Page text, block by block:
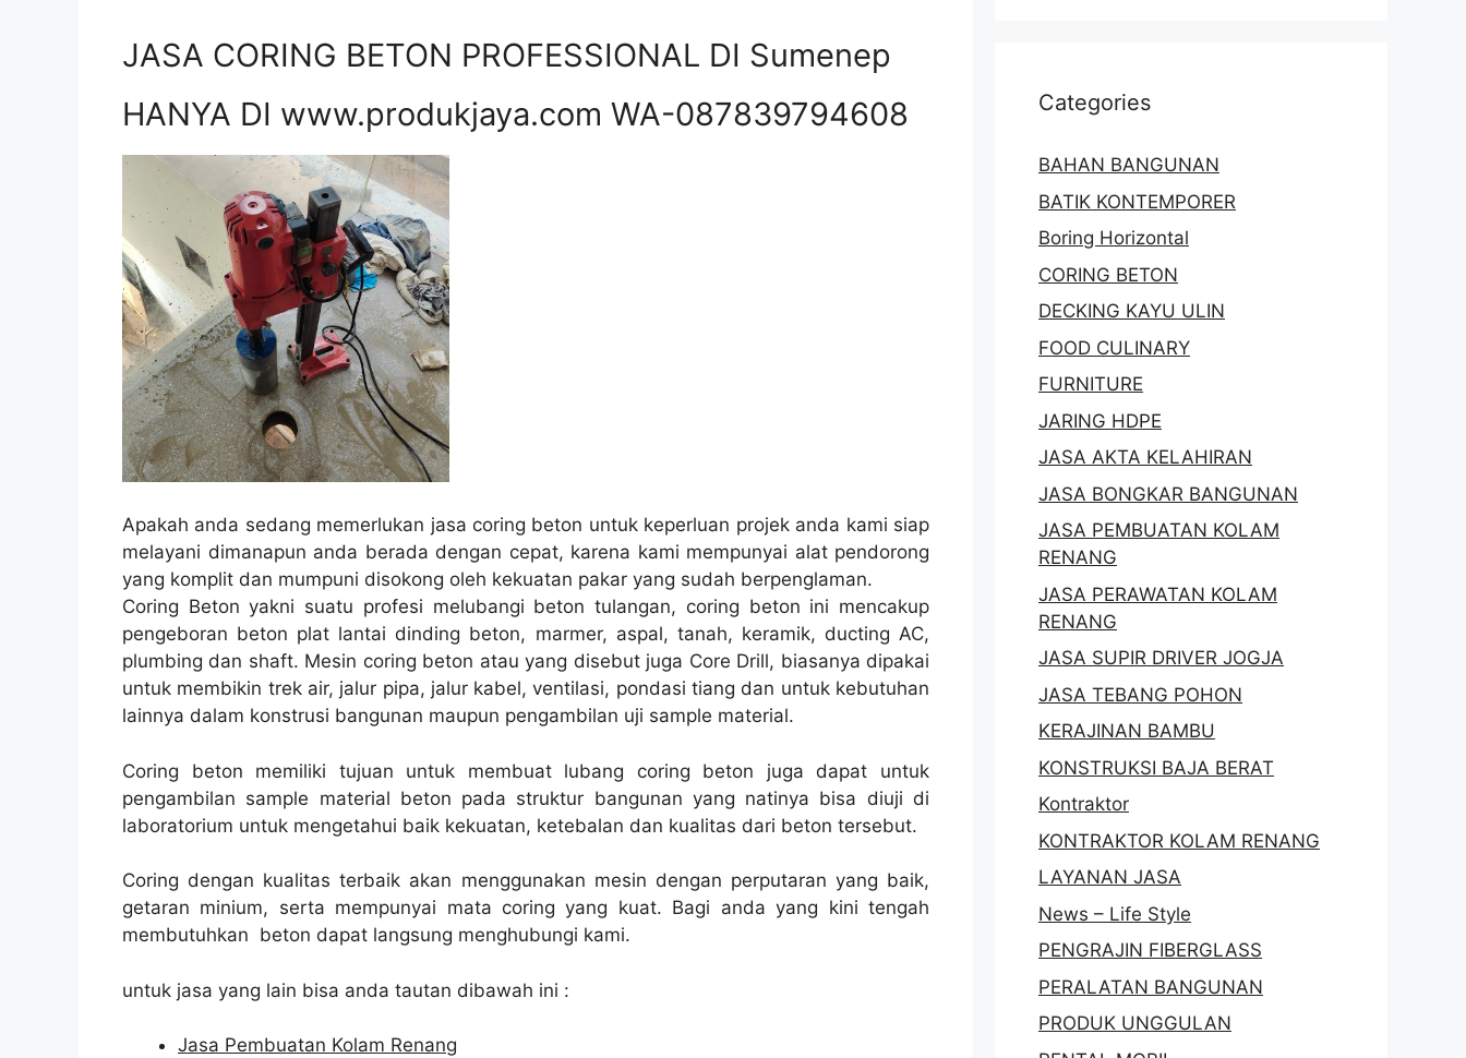
JASA CORING BETON PROFESSIONAL DI Sumenep
HANYA DI www.produkjaya.com WA-087839794608
Apakah anda sedang memerlukan jasa coring beton untuk keperluan projek anda kami siap
melayani dimanapun anda berada dengan cepat, karena kami mempunyai alat pendorong
yang komplit dan mumpuni disokong oleh kekuatan pakar yang sudah berpenglaman.
Coring Beton yakni suatu profesi melubangi beton tulangan, coring beton ini mencakup
pengeboran beton plat lantai dinding beton, marmer, aspal, tanah, keramik, ducting AC,
plumbing dan shaft. Mesin coring beton atau yang disebut juga Core Drill, biasanya dipakai
untuk membikin trek air, jalur pipa, jalur kabel, ventilasi, pondasi tiang dan untuk kebutuhan
lainnya dalam konstrusi bangunan maupun pengambilan uji sample material.
Coring beton memiliki tujuan untuk membuat lubang coring beton juga dapat untuk
pengambilan sample material beton pada struktur bangunan yang natinya bisa diuji di
laboratorium untuk mengetahui baik kekuatan, ketebalan dan kualitas dari beton tersebut.
Coring dengan kualitas terbaik akan menggunakan mesin dengan perputaran yang baik,
getaran minium, serta mempunyai mata coring yang kuat. Bagi anda yang kini tengah
membutuhkan beton dapat langsung menghubungi kami.
untuk jasa yang lain bisa anda tautan dibawah ini :
Jasa Pembuatan Kolam Renang
Categories
BAHAN BANGUNAN
BATIK KONTEMPORER
Boring Horizontal
CORING BETON
DECKING KAYU ULIN
FOOD CULINARY
FURNITURE
JARING HDPE
JASA AKTA KELAHIRAN
JASA BONGKAR BANGUNAN
JASA PEMBUATAN KOLAM
RENANG
JASA PERAWATAN KOLAM
RENANG
JASA SUPIR DRIVER JOGJA
JASA TEBANG POHON
KERAJINAN BAMBU
KONSTRUKSI BAJA BERAT
Kontraktor
KONTRAKTOR KOLAM RENANG
LAYANAN JASA
News – Life Style
PENGRAJIN FIBERGLASS
PERALATAN BANGUNAN
PRODUK UNGGULAN